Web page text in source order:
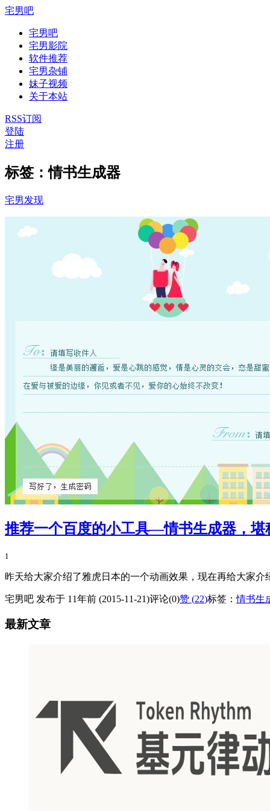
宅男吧
宅男吧
宅男影院
软件推荐
宅男杂铺
妹子视频
关于本站
RSS订阅
登陆
注册
标签：情书生成器
宅男发现
推荐一个百度的小工具—情书生成器，堪
1
昨天给大家介绍了雅虎日本的一个动画效果，现在再给大家
宅男吧 发布于 11年前 (2015-11-21)评论(0)赞 (22)标签：情书生
最新文章